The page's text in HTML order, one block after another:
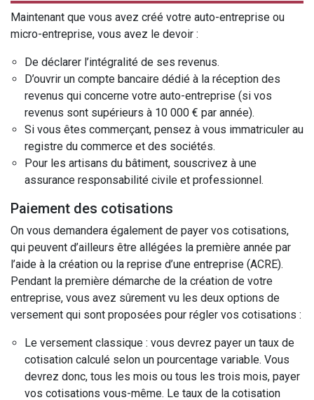
Maintenant que vous avez créé votre auto-entreprise ou
micro-entreprise, vous avez le devoir :
De déclarer l’intégralité de ses revenus.
D’ouvrir un compte bancaire dédié à la réception des
revenus qui concerne votre auto-entreprise (si vos
revenus sont supérieurs à 10 000 € par année).
Si vous êtes commerçant, pensez à vous immatriculer au
registre du commerce et des sociétés.
Pour les artisans du bâtiment, souscrivez à une
assurance responsabilité civile et professionnel.
Paiement des cotisations
On vous demandera également de payer vos cotisations,
qui peuvent d’ailleurs être allégées la première année par
l’aide à la création ou la reprise d’une entreprise (ACRE).
Pendant la première démarche de la création de votre
entreprise, vous avez sûrement vu les deux options de
versement qui sont proposées pour régler vos cotisations :
Le versement classique : vous devrez payer un taux de
cotisation calculé selon un pourcentage variable. Vous
devrez donc, tous les mois ou tous les trois mois, payer
vos cotisations vous-même. Le taux de la cotisation